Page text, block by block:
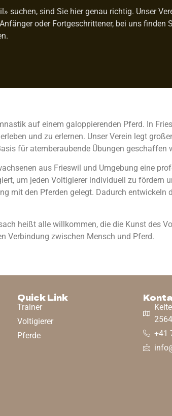
suchen, sind Sie hier genau richtig. Unser
oder Fortgeschrittener, bei uns finden
auf einem galoppierenden Pferd. In
und zu erlernen. Unser Verein legt
für atemberaubende Übungen geschaffen
aus Frieswil und Umgebung eine
um jeden Voltigierer individuell zu fördern
mit den Pferden gelegt. Dadurch entwickeln
heißt alle willkommen, die die Kunst des
Verbindung zwischen Mensch und Pferd.
Quick Link
Trainer
Voltigierer
Pferde
+41